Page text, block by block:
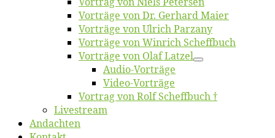
Vor­trä­ge von Dr. Ger­hard Maier
Vor­trä­ge von Ul­rich Parzany
Vor­trä­ge von Win­rich Scheffbuch
Vor­trä­ge von Olaf Latzel
Au­dio-Vor­trä­ge
Vi­deo-Vor­trä­ge
Vor­trag von Rolf Scheffbuch †
Live­stream
An­dach­ten